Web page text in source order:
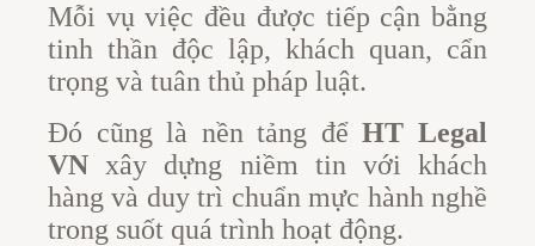
Mỗi vụ việc đều được tiếp cận bằng
tinh thần độc lập, khách quan, cẩn
trọng và tuân thủ pháp luật.
Đó cũng là nền tảng đểHT Legal
VNxây dựng niềm tin với khách
hàng và duy trì chuẩn mực hành nghề
trong suốt quá trình hoạt động.